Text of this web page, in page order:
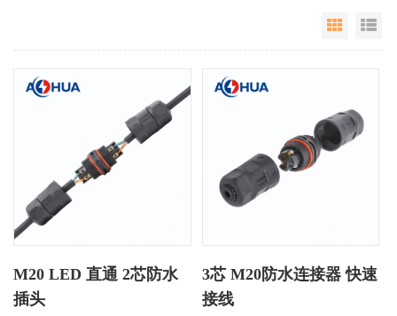
Grid
M20 LED 直通 2芯防水
插头
3芯 M20防水连接器 快速
接线